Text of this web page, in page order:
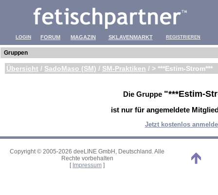
LOGIN FORUM MAGAZIN SKLAVENMARKT REGISTRIEREN
Gruppen
Übersicht / SadoMaso (SM) / SM-Praktiken / > ***Estim-Strom***
Die Gruppe "***Estim-
ist nur für angemeldete
Jetzt kostenlos
Copyright © 2005-2026 deeLINE GmbH, Deutschland. Alle
Rechte vorbehalten
[ Impressum ]